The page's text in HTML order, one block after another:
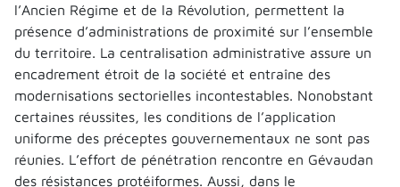
l’Ancien Régime et de la Révolution, permettent la
présence d’administrations de proximité sur l’ensemble
du territoire. La centralisation administrative assure un
encadrement étroit de la société et entraîne des
modernisations sectorielles incontestables. Nonobstant
certaines réussites, les conditions de l’application
uniforme des préceptes gouvernementaux ne sont pas
réunies. L’effort de pénétration rencontre en Gévaudan
des résistances protéiformes. Aussi, dans le